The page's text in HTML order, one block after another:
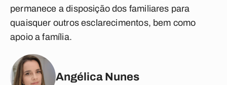
permanece a disposição dos familiares para
quaisquer outros esclarecimentos, bem como
apoio a família.
Angélica Nunes